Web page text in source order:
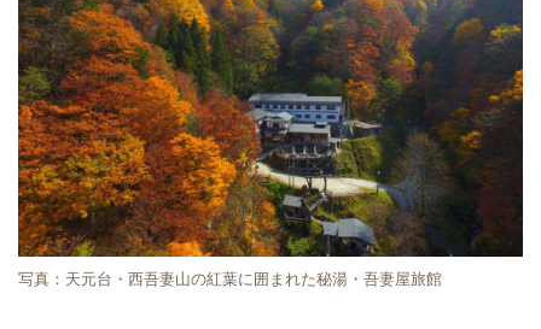
写真：天元台・西吾妻山の紅葉に囲まれた秘湯・吾妻屋旅館